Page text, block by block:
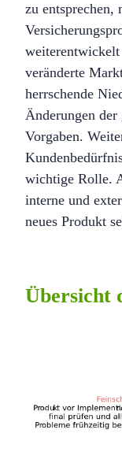
zu entsprechen,
veränderte
herrschende
Änderungen der
Vorgaben.
wichtige Rolle.
interne und
neues Produkt
Übersicht